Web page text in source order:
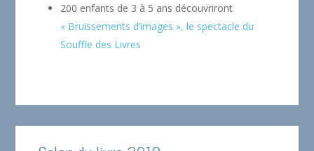
200 enfants de 3 à 5 ans découvriront
« Bruissements d’images », le spectacle du
Souffle des Livres